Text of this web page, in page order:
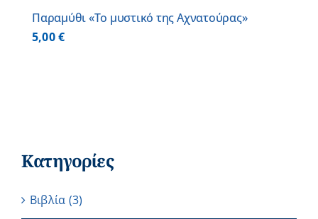
Παραμύθι «Το μυστικό της Αχνατούρας»
5,00€
Κατηγορίες
Βιβλία (3)